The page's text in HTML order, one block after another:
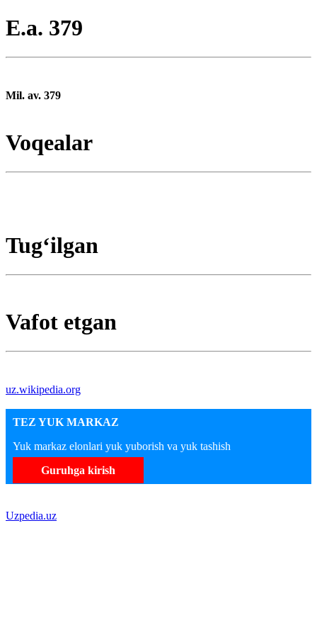
E.a. 379
Mil. av. 379
Voqealar
Tugʻilgan
Vafot etgan
uz.wikipedia.org
TEZ YUK MARKAZ
Yuk markaz elonlari yuk yuborish va yuk tashish
Guruhga kirish
Uzpedia.uz